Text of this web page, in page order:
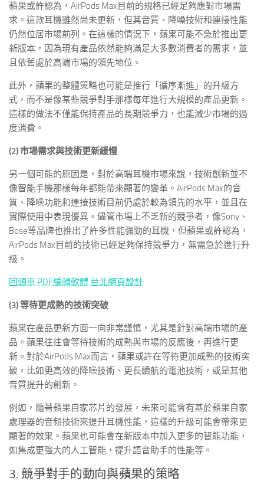
蘋果或許認為，AirPods Max目前的規格已經足夠應對市場需
求。這款耳機雖然尚未更新，但其音質、降噪技術和連接性能
仍然位居市場前列。在這樣的情況下，蘋果可能不急於推出更
新版本，因為現有產品依然能夠滿足大多數消費者的需求，並
且依舊處於高端市場的領先地位。
此外，蘋果的整體策略也可能是推行「循序漸進」的升級方
式，而不是像某些競爭對手那樣每年進行大規模的產品更新。
這樣的做法不僅能保持產品的長期競爭力，也能減少市場的過
度消費。
(2) 市場需求與技術更新緩慢
另一個可能的原因是，對於高端耳機市場來說，技術創新並不
像智能手機那樣每年都能帶來顯著的變革。AirPods Max的音
質、降噪功能和連接技術目前仍處於較為領先的水平，並且在
實際使用中表現優異。儘管市場上不乏新的競爭者，像Sony、
Bose等品牌也推出了許多性能強勁的耳機，但蘋果或許認為，
AirPods Max目前的技術已經足夠保持競爭力，無需急於進行升
級。
回頭車 PDF編輯軟體 台北網頁設計
(3) 等待更成熟的技術突破
蘋果在產品更新方面一向非常謹慎，尤其是針對高端市場的產
品。蘋果往往會等待技術的成熟與市場的反應後，再進行更
新。對於AirPods Max而言，蘋果或許在等待更加成熟的技術突
破，比如更高效的降噪技術、更長續航的電池技術，或是其他
音質提升的創新。
例如，隨著蘋果自家芯片的發展，未來可能會有基於蘋果自家
處理器的音頻技術來提升耳機性能，這樣的升級可能會帶來更
顯著的效果。蘋果也可能會在新版本中加入更多的智能功能，
如集成更強大的人工智能，提升語音助手的性能等。
3. 競爭對手的動向與蘋果的策略